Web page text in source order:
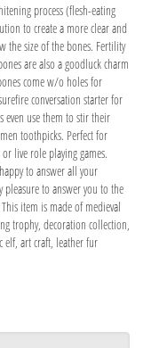
process (flesh-eating
to create a more clear and
the size of the bones. Fertility
are also a goodluck charm
come w/o holes for
conversation starter for
even use them to stir their
toothpicks. Perfect for
live role playing games.
to answer all your
to answer you to the
item is made of medieval
trophy, decoration collection,
elf, art craft, leather fur